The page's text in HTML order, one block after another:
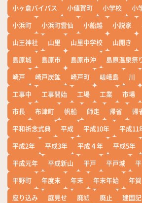
小ヶ倉バイパス 小値賀町 小学校 小
小浜町
小浜町雲仙 小船越 小説家
山王神社
山里 山里中学校 山開き
島原城
島原市 島原市沖 島原温泉祭
崎戸
崎戸炭鉱 崎戸町 嵯峨島 川
工事中
工事開始 工場 工業 市場
市長
布津町 帆船 師走 帰省 帰
平和祈念式典
平成 平成10年 平成11
平成2年
平成3年 平成４年 平成5年
平成元年
平成新山 平戸 平戸城
平野町
年度末 年末 年末年始 年
座り込み
庭見せ 廃墟 廃止 建国